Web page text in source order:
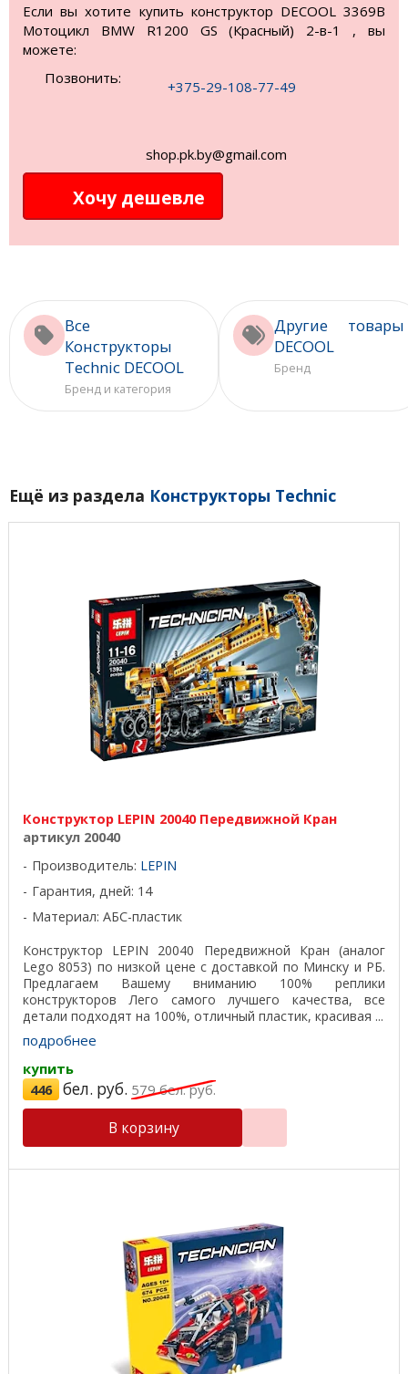
Если вы хотите купить конструктор DECOOL 3369B
Мотоцикл BMW R1200 GS (Красный) 2-в-1 , вы
можете:
Позвонить:
+375-29-108-77-49
shop.pk.by@gmail.com
Хочу дешевле
Все
Конструкторы
Technic DECOOL
Бренд и категория
Другие товары
DECOOL
Бренд
Ещё из раздела Конструкторы Technic
Конструктор LEPIN 20040 Передвижной Кран
артикул 20040
Производитель: LEPIN
Гарантия, дней: 14
Материал: АБС-пластик
Конструктор LEPIN 20040 Передвижной Кран (аналог
Lego 8053) по низкой цене с доставкой по Минску и РБ.
Предлагаем Вашему вниманию 100% реплики
конструкторов Лего самого лучшего качества, все
детали подходят на 100%, отличный пластик, красивая ...
подробнее
купить
446 бел. руб. 579бел. руб.
В корзину